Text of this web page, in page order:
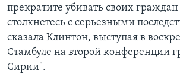
прекратите убивать своих
столкнетесь с серьезными
сказала Клинтон, выступая в
Стамбуле на второй конференции
Сирии".